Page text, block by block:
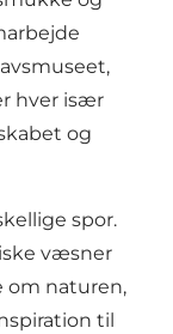
hver især
og
spor.
væsner
om naturen,
til